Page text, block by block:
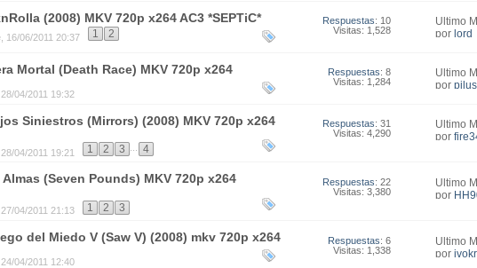
(2008) MKV 720p x264 AC3 *SEPTiC*
, 16/06/2011 20:37 1 2
Respuestas: 10
Visitas: 1,528
Último
20:56
por
Mortal (Death Race) MKV 720p x264
, 28/04/2011 19:32
Respuestas: 8
Visitas: 1,284
Último
12:33
por
Siniestros (Mirrors) (2008) MKV 720p x264
, 28/04/2011 19:21 1 2 3 4
Respuestas: 31
Visitas: 4,290
Último
18:32
por
Almas (Seven Pounds) MKV 720p x264
, 27/04/2011 21:13 1 2 3
Respuestas: 22
Visitas: 3,380
Último
21:10
por
del Miedo V (Saw V) (2008) mkv 720p x264
, 24/04/2011 12:40
Respuestas: 6
Visitas: 1,338
Último
02:55
por